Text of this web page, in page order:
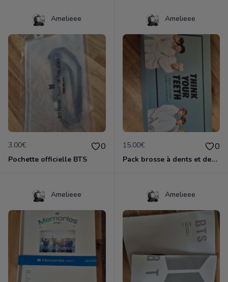
Amelieee
3.00€ 0
Pochette officielle BTS
Amelieee
15.00€ 0
Pack brosse à dents et dentifrice BTS
Amelieee Amelieee